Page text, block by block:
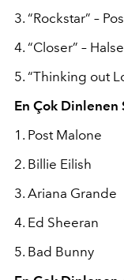
3. “Rockstar” –
4. “Closer” –
5. “Thinking out
En Çok Dinlenen
1. Post Malone
2. Billie Eilish
3. Ariana Grande
4. Ed Sheeran
5. Bad Bunny